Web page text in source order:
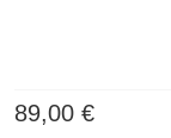
89,00 €